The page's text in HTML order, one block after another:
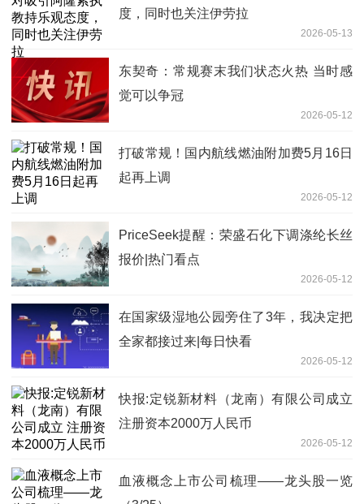
度，同时也关注伊劳拉
2026-05-13
东契奇：常规赛末我们状态火热 当时感
觉可以争冠
2026-05-12
打破常规！国内航线燃油附加费5月16日
起再上调
2026-05-12
PriceSeek提醒：荣盛石化下调涤纶长丝
报价|热门看点
2026-05-12
在国家级湿地公园旁住了3年，我决定把
全家都接过来|每日快看
2026-05-12
快报:定锐新材料（龙南）有限公司成立
注册资本2000万人民币
2026-05-12
血液概念上市公司梳理——龙头股一览